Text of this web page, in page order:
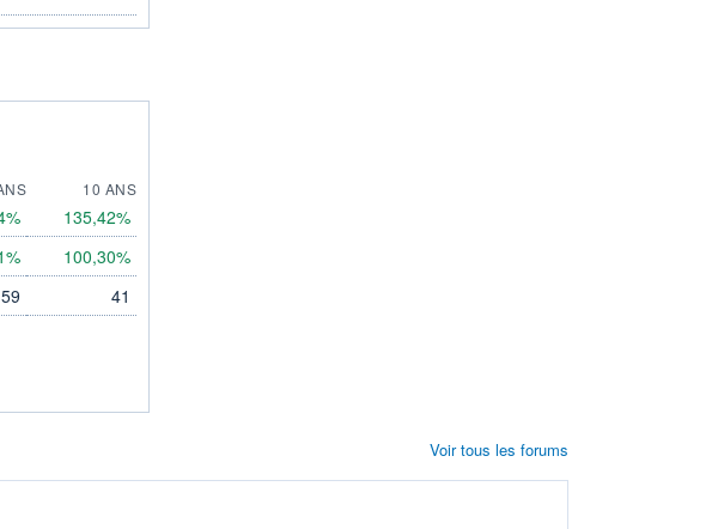
10 ANS
135,42%
100,30%
59 41
Voir tous les forums